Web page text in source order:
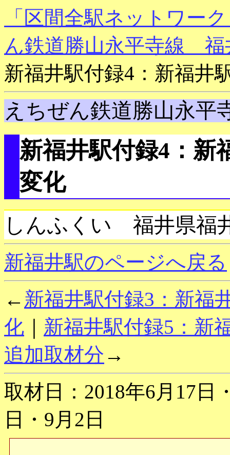
「区間全駅ネットワー
ん鉄道勝山永平寺線 福
新福井駅付録4：新福井
えちぜん鉄道勝山永
新福井駅付録4：
変化
しんふくい 福井県福
新福井駅のページへ戻る
← 新福井駅付録3：新福
化
新福井駅付録5：新
追加取材分 →
取材日：2018年6月17日
日・9月2日